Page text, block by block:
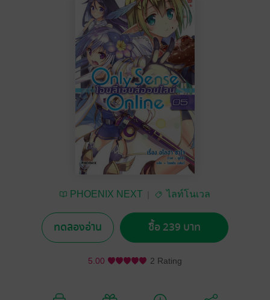
PHOENIX NEXT ไลท์โนเวล
ทดลองอ่าน ซื้อ 239 บาท
5.00 2 Rating